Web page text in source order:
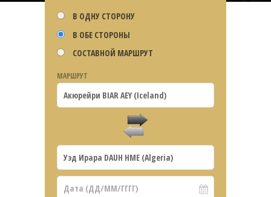
В ОДНУ СТОРОНУ
В ОБЕ СТОРОНЫ
СОСТАВНОЙ МАРШРУТ
МАРШРУТ